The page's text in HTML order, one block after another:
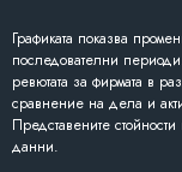
Графиката показва
последователни
ревютата за фирмата в
сравнение на дела и
Представените
данни.